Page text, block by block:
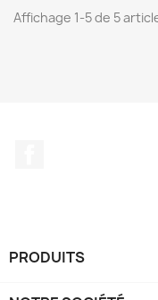
Affichage 1-5 de 5
PRODUITS